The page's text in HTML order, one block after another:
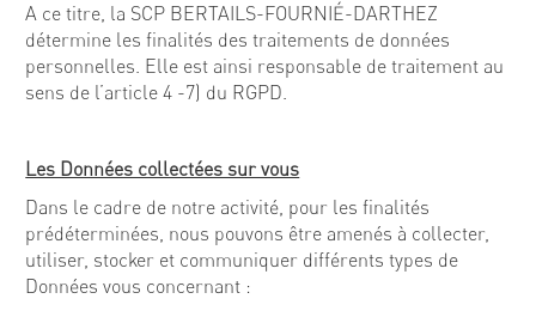
A ce titre, la SCP BERTAILS-FOURNIÉ-DARTHEZ
détermine les finalités des traitements de données
personnelles. Elle est ainsi responsable de traitement au
sens de l’article 4 -7) du RGPD.
Les Données collectées sur vous
Dans le cadre de notre activité, pour les finalités
prédéterminées, nous pouvons être amenés à collecter,
utiliser, stocker et communiquer différents types de
Données vous concernant :